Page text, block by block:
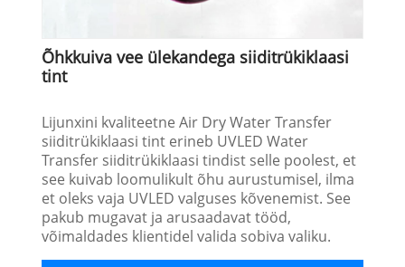
Õhkkuiva vee ülekandega siiditrükiklaasi
tint
Lijunxini kvaliteetne Air Dry Water Transfer
siiditrükiklaasi tint erineb UVLED Water
Transfer siiditrükiklaasi tindist selle poolest, et
see kuivab loomulikult õhu aurustumisel, ilma
et oleks vaja UVLED valguses kõvenemist. See
pakub mugavat ja arusaadavat tööd,
võimaldades klientidel valida sobiva valiku.